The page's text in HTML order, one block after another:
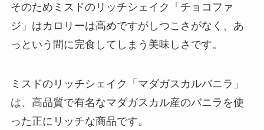
そのためミスドのリッチシェイク「チョコファ
ジ」はカロリーは高めですがしつこさがなく、あ
っという間に完食してしまう美味しさです。
ミスドのリッチシェイク「マダガスカルバニラ」
は、高品質で有名なマダガスカル産のバニラを使
った正にリッチな商品です。